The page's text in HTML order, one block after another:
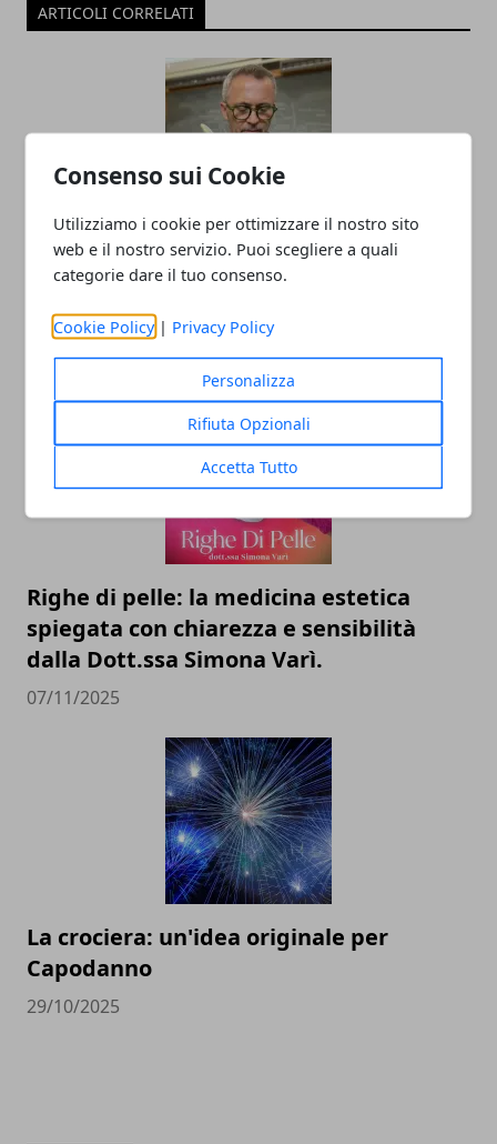
Consenso sui Cookie
Utilizziamo i cookie per ottimizzare il nostro sito
web e il nostro servizio. Puoi scegliere a quali
categorie dare il tuo consenso.
Cookie Policy | Privacy Policy
Personalizza
Rifiuta Opzionali
Accetta Tutto
ARTICOLI CORRELATI
Il professor Nuzzolese, a Torino come a
Bari: scienza e diritti umani nel nome
dell’identità perduta
20/11/2025
Righe di pelle: la medicina estetica
spiegata con chiarezza e sensibilità
dalla Dott.ssa Simona Varì.
07/11/2025
La crociera: un'idea originale per
Capodanno
29/10/2025